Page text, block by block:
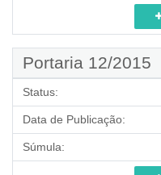
Portaria 12/2015
Status:
Data de Publicação:
Súmula: